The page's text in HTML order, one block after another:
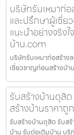
บริษัทรับเหมาก่อ
และปรึกษาผู้เชี่
แนะนำอย่างจริง
บ้าน.com
บริษัทรับเหมาก่อสร้าง
เชี่ยวชาญก่อนสร้างบ้า
รับสร้างบ้านดุสิ
สร้างบ้านราคาถู
รับสร้างบ้านดุสิต รับสร้
บ้าน รับต่อเติมบ้าน บ